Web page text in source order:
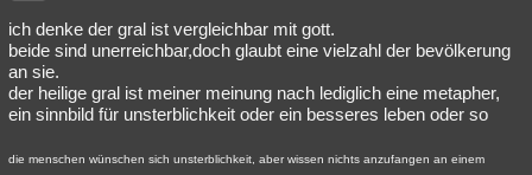
ich denke der gral ist vergleichbar mit gott.
beide sind unerreichbar,doch glaubt eine vielzahl der bevölkerung
an sie.
der heilige gral ist meiner meinung nach lediglich eine metapher,
ein sinnbild für unsterblichkeit oder ein besseres leben oder so
die menschen wünschen sich unsterblichkeit, aber wissen nichts anzufangen an einem